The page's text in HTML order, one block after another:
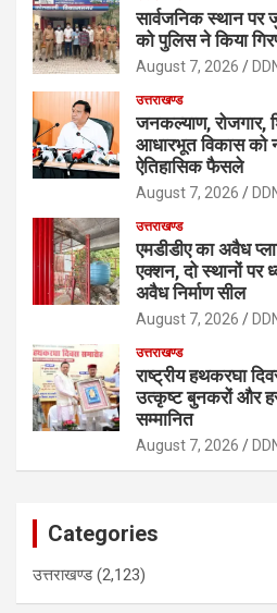
सार्वजनिक स्थान
को पुलिस ने किया
August 7, 2026
उत्तराखण्ड
जनकल्याण, रोजगार,
आधारभूत विकास को
ऐतिहासिक फैसले
August 7, 2026
उत्तराखण्ड
एमडीडीए का अवैध
एक्शन, दो स्थानों पर
अवैध निर्माण सील
August 7, 2026
उत्तराखण्ड
राष्ट्रीय हथकरघा
उत्कृष्ट बुनकरों और
सम्मानित
August 7, 2026
Categories
उत्तराखण्ड(2,123)